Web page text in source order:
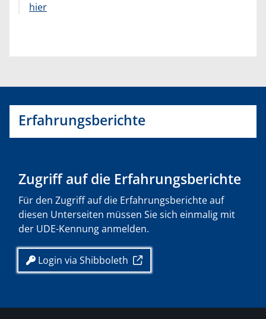
hier
Erfahrungsberichte
Zugriff auf die Erfahrungsberichte
Für den Zugriff auf die Erfahrungsberichte auf
diesen Unterseiten müssen Sie sich einmalig mit
der UDE-Kennung anmelden.
Login via Shibboleth